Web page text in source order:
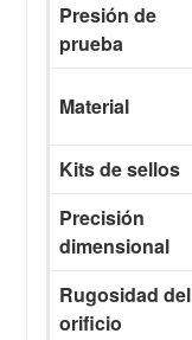
Presión de
prueba
Material
Kits de sellos
Precisión
dimensional
Rugosidad del
orificio